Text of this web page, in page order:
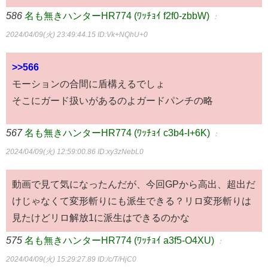
586 名も無きハンターHR774 (ﾜｯﾁｮｲ f2f0-zbbW) ：
2024/04/09(火) 23:49:44.15 ID:Vk+NQhU+0
>>566
モーションの合間に盾構えるでしょ
そこにガード扱いがあるのよガードパンチの略
567 名も無きハンターHR774 (ﾜｯﾁｮｲ c3b4-I+6K) ：
2024/04/09(火) 12:59:00.86 ID:xy3zNebL0
動画で見て気になったんだが、今回GPから高出、超出だ
けじゃなくて変形斬りにも派生できる？リロ変形斬りは
見たけどリロ解放1に派生はできるのかな
575 名も無きハンターHR774 (ﾜｯﾁｮｲ a3f5-O4XU) ：
2024/04/09(火) 15:29:27.89 ID:/c/T/HjC0